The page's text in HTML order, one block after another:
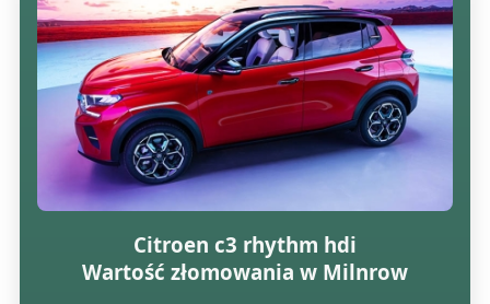
Citroen c3 rhythm hdi
Wartość złomowania w Milnrow